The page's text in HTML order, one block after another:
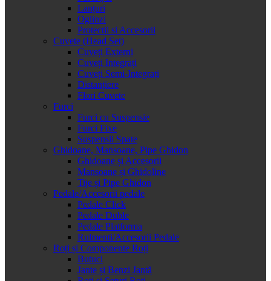
Lanțuri
Oglinzi
Protectii si Accesorii
Cuvete (Head Set)
Cuveți Externi
Cuveți Integrați
Cuveți Semi-Integrați
Distanțiere
Flori Cuvete
Furci
Furci cu Suspensie
Furci Fixe
Suspensii Spate
Ghidoane, Mansoane, Pipe Ghidon
Ghidoane și Accesorii
Mansoane și Ghidoline
Tije și Pipe Ghidon
Pedale/Accesorii pedale
Pedale Click
Pedale Duble
Pedale Platforma
Rulmenti/Accesorii Pedale
Roți și Componente Roți
Butuci
Jante și Benzi Jantă